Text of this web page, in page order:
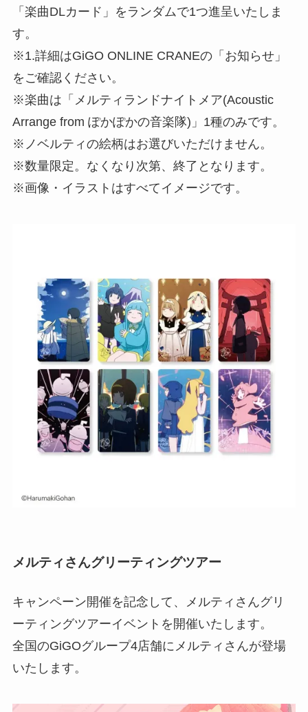
「楽曲DLカード」をランダムで1つ進呈いたしま
す。
※1.詳細はGiGO ONLINE CRANEの「お知らせ」
をご確認ください。
※楽曲は「メルティランドナイトメア(Acoustic
Arrange from ぽかぽかの音楽隊)」1種のみです。
※ノベルティの絵柄はお選びいただけません。
※数量限定。なくなり次第、終了となります。
※画像・イラストはすべてイメージです。
メルティさんグリーティングツアー
キャンペーン開催を記念して、メルティさんグリ
ーティングツアーイベントを開催いたします。
全国のGiGOグループ4店舗にメルティさんが登場
いたします。